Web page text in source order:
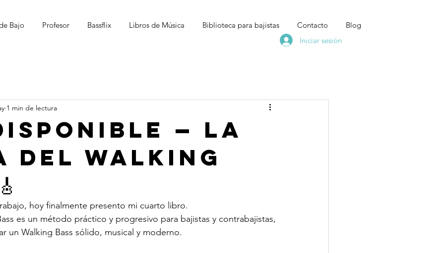
Bajo Profesor Bassflix Libros de Música Biblioteca para bajistas Contacto
Blog
Iniciar sesión
— LA
DEL WALKING
1 min de lectura
hoy finalmente presento mi cuarto libro.
es un método práctico y progresivo para bajistas y contrabajistas,
un Walking Bass sólido, musical y moderno.